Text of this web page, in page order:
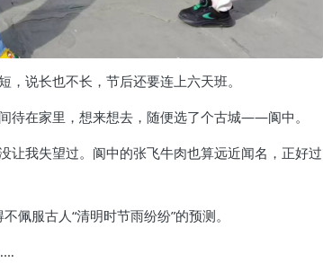
说长也不长，节后还要连上六天班。
待在家里，想来想去，随便选了个古城——阆中。
让我失望过。阆中的张飞牛肉也算远近闻名，正好过
佩服古人“清明时节雨纷纷”的预测。